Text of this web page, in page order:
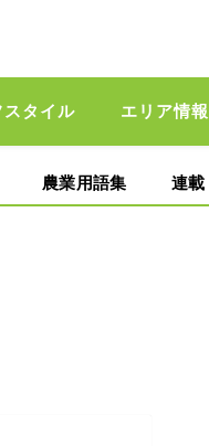
スタイル エリア情報
農業用語集 連載